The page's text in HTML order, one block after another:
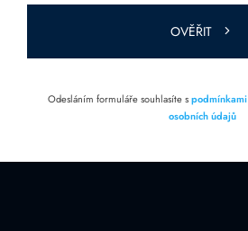
prázdné.
OVĚŘIT
Odesláním formuláře souhlasíte spodmínkami
osobních údajů